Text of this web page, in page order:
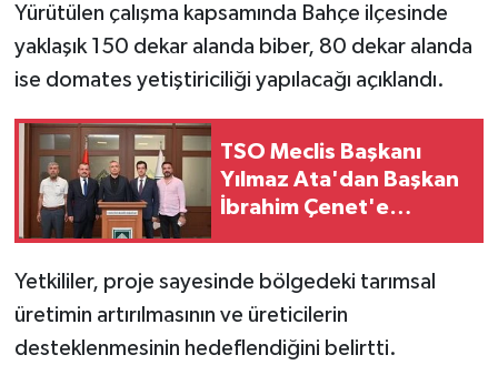
Yürütülen çalışma kapsamında Bahçe ilçesinde
yaklaşık 150 dekar alanda biber, 80 dekar alanda
ise domates yetiştiriciliği yapılacağı açıklandı.
TSO Meclis Başkanı
Yılmaz Ata'dan Başkan
İbrahim Çenet'e
Yetkililer, proje sayesinde bölgedeki tarımsal
üretimin artırılmasının ve üreticilerin
desteklenmesinin hedeflendiğini belirtti.